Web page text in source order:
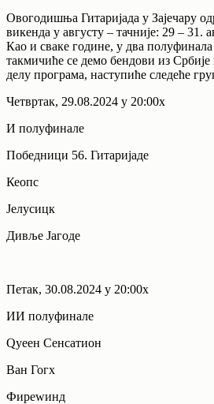
Овогодишња Гитаријада у Зајечару
викенда у августу – тачније: 29 – 31.
Као и сваке године, у два
такмичиће се демо бендови из
делу програма, наступиће следеће
Четвртак, 29.08.2024 у 20:00х
И полуфинале
Победници 56. Гитаријаде
Кеопс
Јелусицк
Дивље Јагоде
Петак, 30.08.2024 у 20:00х
ИИ полуфинале
Qуеен Сенсатион
Ван Гогх
Фиреwинд